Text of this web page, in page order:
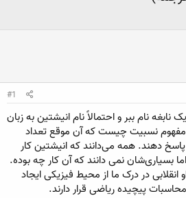
#1
نابغه نام ببر و احتمالاً نام انیشتین به زبان
مفهوم نسبیت چیست که آن موقع تعداد
پاسخ دهند. همه می‌دانند که انیشتین کار
بسیاری‌شان نمی دانند که آن کار چه بوده.
در درک ما از محیط فیزیکی ایجاد
پیچیده ریاضی قرار دارند.